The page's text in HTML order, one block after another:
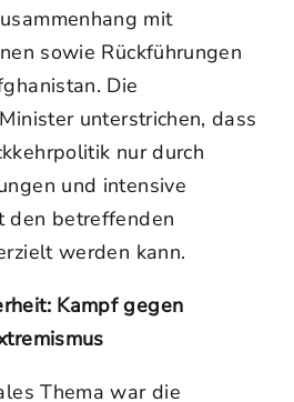
mit
sowie Rückführungen
Die
unterstrichen, dass
nur durch
und intensive
den betreffenden
werden kann.
Kampf gegen
Thema war die